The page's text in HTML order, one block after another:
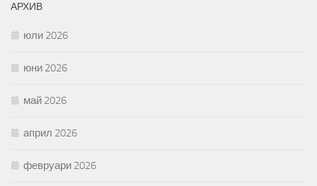
АРХИВ
юли 2026
юни 2026
май 2026
април 2026
февруари 2026